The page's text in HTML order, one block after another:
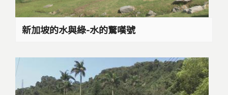
新加坡的水與綠-水的驚嘆號